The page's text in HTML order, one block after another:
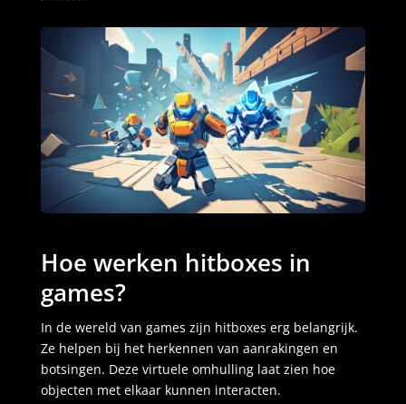
Hoe werken hitboxes in
games?
In de wereld van games zijn hitboxes erg belangrijk.
Ze helpen bij het herkennen van aanrakingen en
botsingen. Deze virtuele omhulling laat zien hoe
objecten met elkaar kunnen interacten.